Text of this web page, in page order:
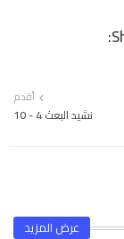
أقدم
نشيد البعث 4 - 10
عرض المزيد